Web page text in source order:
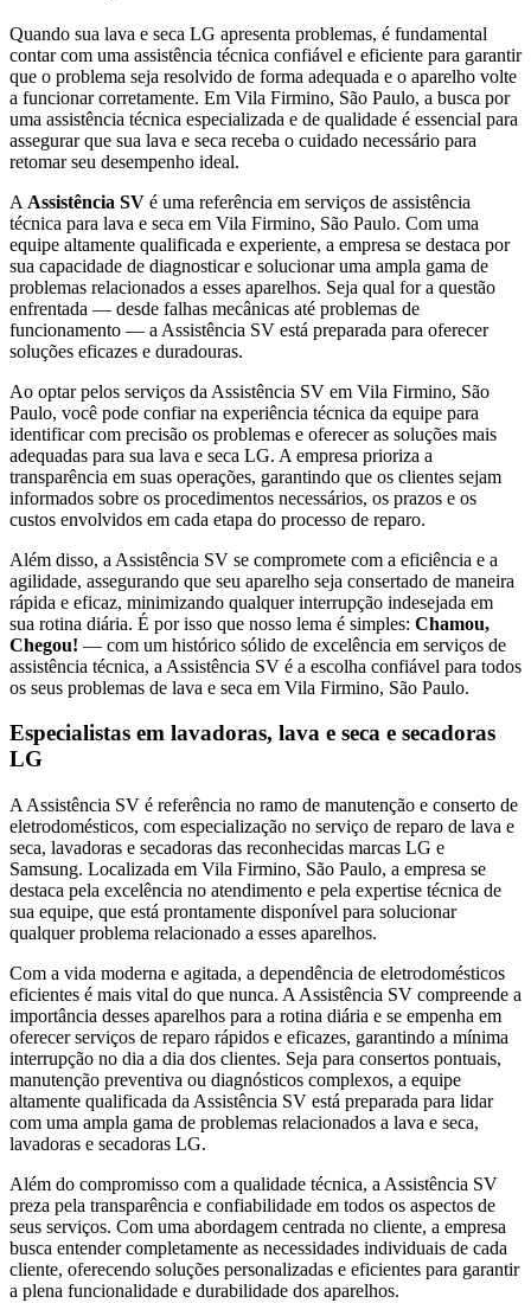
Quando sua lava e seca LG apresenta problemas, é fundamental
contar com uma assistência técnica confiável e eficiente para garantir
que o problema seja resolvido de forma adequada e o aparelho volte
a funcionar corretamente. Em Vila Firmino, São Paulo, a busca por
uma assistência técnica especializada e de qualidade é essencial para
assegurar que sua lava e seca receba o cuidado necessário para
retomar seu desempenho ideal.
A Assistência SV é uma referência em serviços de assistência
técnica para lava e seca em Vila Firmino, São Paulo. Com uma
equipe altamente qualificada e experiente, a empresa se destaca por
sua capacidade de diagnosticar e solucionar uma ampla gama de
problemas relacionados a esses aparelhos. Seja qual for a questão
enfrentada — desde falhas mecânicas até problemas de
funcionamento — a Assistência SV está preparada para oferecer
soluções eficazes e duradouras.
Ao optar pelos serviços da Assistência SV em Vila Firmino, São
Paulo, você pode confiar na experiência técnica da equipe para
identificar com precisão os problemas e oferecer as soluções mais
adequadas para sua lava e seca LG. A empresa prioriza a
transparência em suas operações, garantindo que os clientes sejam
informados sobre os procedimentos necessários, os prazos e os
custos envolvidos em cada etapa do processo de reparo.
Além disso, a Assistência SV se compromete com a eficiência e a
agilidade, assegurando que seu aparelho seja consertado de maneira
rápida e eficaz, minimizando qualquer interrupção indesejada em
sua rotina diária. É por isso que nosso lema é simples: Chamou,
Chegou! — com um histórico sólido de excelência em serviços de
assistência técnica, a Assistência SV é a escolha confiável para todos
os seus problemas de lava e seca em Vila Firmino, São Paulo.
Especialistas em lavadoras, lava e seca e secadoras
LG
A Assistência SV é referência no ramo de manutenção e conserto de
eletrodomésticos, com especialização no serviço de reparo de lava e
seca, lavadoras e secadoras das reconhecidas marcas LG e
Samsung. Localizada em Vila Firmino, São Paulo, a empresa se
destaca pela excelência no atendimento e pela expertise técnica de
sua equipe, que está prontamente disponível para solucionar
qualquer problema relacionado a esses aparelhos.
Com a vida moderna e agitada, a dependência de eletrodomésticos
eficientes é mais vital do que nunca. A Assistência SV compreende a
importância desses aparelhos para a rotina diária e se empenha em
oferecer serviços de reparo rápidos e eficazes, garantindo a mínima
interrupção no dia a dia dos clientes. Seja para consertos pontuais,
manutenção preventiva ou diagnósticos complexos, a equipe
altamente qualificada da Assistência SV está preparada para lidar
com uma ampla gama de problemas relacionados a lava e seca,
lavadoras e secadoras LG.
Além do compromisso com a qualidade técnica, a Assistência SV
preza pela transparência e confiabilidade em todos os aspectos de
seus serviços. Com uma abordagem centrada no cliente, a empresa
busca entender completamente as necessidades individuais de cada
cliente, oferecendo soluções personalizadas e eficientes para garantir
a plena funcionalidade e durabilidade dos aparelhos.